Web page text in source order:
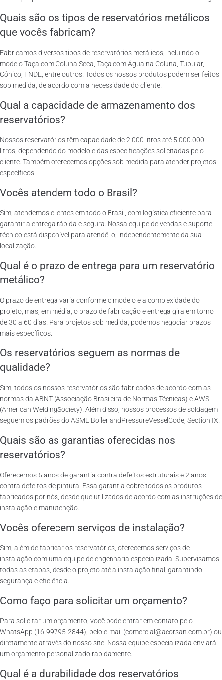
Quais são os tipos de reservatórios metálicos
que vocês fabricam?
Fabricamos diversos tipos de reservatórios metálicos, incluindo o
modelo Taça com Coluna Seca, Taça com Água na Coluna, Tubular,
Cônico, FNDE, entre outros. Todos os nossos produtos podem ser feitos
sob medida, de acordo com a necessidade do cliente.
Qual a capacidade de armazenamento dos
reservatórios?
Nossos reservatórios têm capacidade de 2.000 litros até 5.000.000
litros, dependendo do modelo e das especificações solicitadas pelo
cliente. Também oferecemos opções sob medida para atender projetos
específicos.
Vocês atendem todo o Brasil?
Sim, atendemos clientes em todo o Brasil, com logística eficiente para
garantir a entrega rápida e segura. Nossa equipe de vendas e suporte
técnico está disponível para atendê-lo, independentemente da sua
localização.
Qual é o prazo de entrega para um reservatório
metálico?
O prazo de entrega varia conforme o modelo e a complexidade do
projeto, mas, em média, o prazo de fabricação e entrega gira em torno
de 30 a 60 dias. Para projetos sob medida, podemos negociar prazos
mais específicos.
Os reservatórios seguem as normas de
qualidade?
Sim, todos os nossos reservatórios são fabricados de acordo com as
normas da ABNT (Associação Brasileira de Normas Técnicas) e AWS
(American WeldingSociety). Além disso, nossos processos de soldagem
seguem os padrões do ASME Boiler andPressureVesselCode, Section IX.
Quais são as garantias oferecidas nos
reservatórios?
Oferecemos 5 anos de garantia contra defeitos estruturais e 2 anos
contra defeitos de pintura. Essa garantia cobre todos os produtos
fabricados por nós, desde que utilizados de acordo com as instruções de
instalação e manutenção.
Vocês oferecem serviços de instalação?
Sim, além de fabricar os reservatórios, oferecemos serviços de
instalação com uma equipe de engenharia especializada. Supervisamos
todas as etapas, desde o projeto até a instalação final, garantindo
segurança e eficiência.
Como faço para solicitar um orçamento?
Para solicitar um orçamento, você pode entrar em contato pelo
WhatsApp (16-99795-2844), pelo e-mail (comercial@acorsan.com.br) ou
diretamente através do nosso site. Nossa equipe especializada enviará
um orçamento personalizado rapidamente.
Qual é a durabilidade dos reservatórios